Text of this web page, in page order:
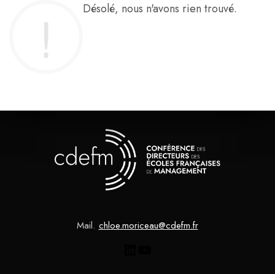
Désolé, nous n'avons rien trouvé.
Mail. chloe.moriceau@cdefm.fr